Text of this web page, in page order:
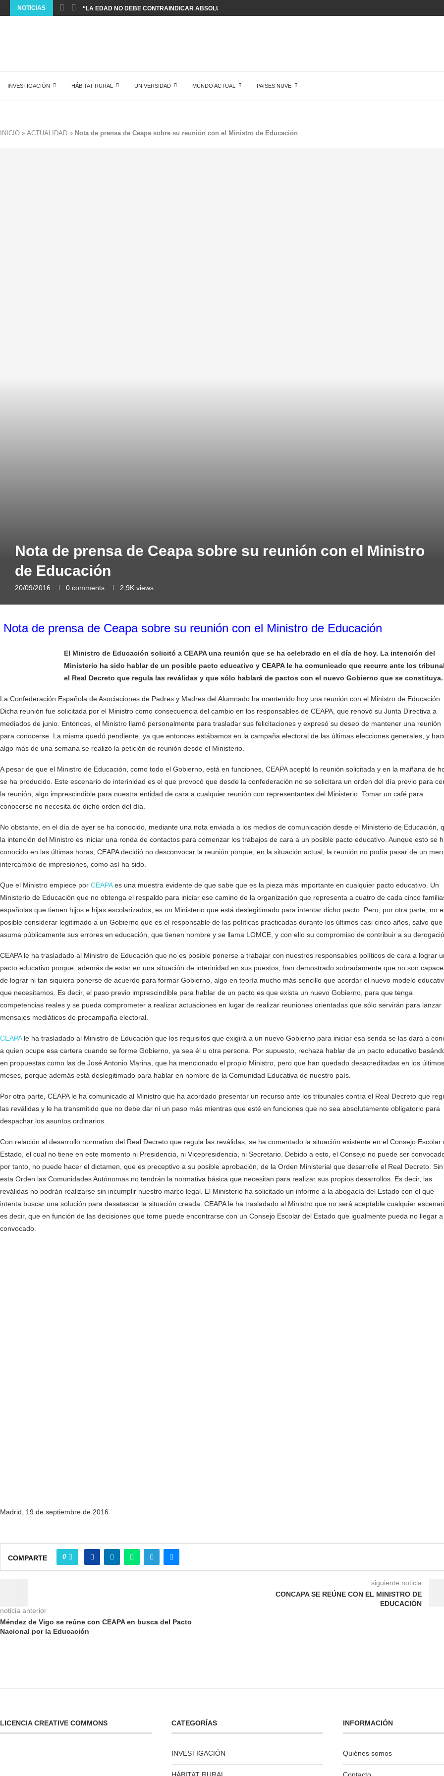
NOTICIAS “LA EDAD NO DEBE CONTRAINDICAR ABSOLUTAMENTE NADA EN...
INVESTIGACIÓN HÁBITAT RURAL UNIVERSIDAD MUNDO ACTUAL PAISES NUVE
INICIO » ACTUALIDAD » Nota de prensa de Ceapa sobre su reunión con el Ministro de Educación
Nota de prensa de Ceapa sobre su reunión con el Ministro
de Educación
20/09/2016 0 comments 2,9K views
Nota de prensa de Ceapa sobre su reunión con el Ministro de Educación
El Ministro de Educación solicitó a CEAPA una reunión que se ha celebrado en el día de hoy. La intención del
Ministerio ha sido hablar de un posible pacto educativo y CEAPA le ha comunicado que recurre ante los
el Real Decreto que regula las reválidas y que sólo hablará de pactos con el nuevo Gobierno que se constituya.
La Confederación Española de Asociaciones de Padres y Madres del Alumnado ha mantenido hoy una reunión con el Ministro de Educación.
Dicha reunión fue solicitada por el Ministro como consecuencia del cambio en los responsables de CEAPA, que renovó su Junta Directiva a
mediados de junio. Entonces, el Ministro llamó personalmente para trasladar sus felicitaciones y expresó su deseo de mantener una reunión
para conocerse. La misma quedó pendiente, ya que entonces estábamos en la campaña electoral de las últimas elecciones generales, y
algo más de una semana se realizó la petición de reunión desde el Ministerio.
A pesar de que el Ministro de Educación, como todo el Gobierno, está en funciones, CEAPA aceptó la reunión solicitada y en la mañana de
se ha producido. Este escenario de interinidad es el que provocó que desde la confederación no se solicitara un orden del día previo para
la reunión, algo imprescindible para nuestra entidad de cara a cualquier reunión con representantes del Ministerio. Tomar un café para
conocerse no necesita de dicho orden del día.
No obstante, en el día de ayer se ha conocido, mediante una nota enviada a los medios de comunicación desde el Ministerio de Educación,
la intención del Ministro es iniciar una ronda de contactos para comenzar los trabajos de cara a un posible pacto educativo. Aunque esto se
conocido en las últimas horas, CEAPA decidió no desconvocar la reunión porque, en la situación actual, la reunión no podía pasar de un
intercambio de impresiones, como así ha sido.
Que el Ministro empiece por CEAPAes una muestra evidente de que sabe que es la pieza más importante en cualquier pacto educativo. Un
Ministerio de Educación que no obtenga el respaldo para iniciar ese camino de la organización que representa a cuatro de cada cinco
españolas que tienen hijos e hijas escolarizados, es un Ministerio que está deslegitimado para intentar dicho pacto. Pero, por otra parte, no
posible considerar legitimado a un Gobierno que es el responsable de las políticas practicadas durante los últimos casi cinco años, salvo que
asuma públicamente sus errores en educación, que tienen nombre y se llama LOMCE, y con ello su compromiso de contribuir a su
CEAPA le ha trasladado al Ministro de Educación que no es posible ponerse a trabajar con nuestros responsables políticos de cara a lograr
pacto educativo porque, además de estar en una situación de interinidad en sus puestos, han demostrado sobradamente que no son
de lograr ni tan siquiera ponerse de acuerdo para formar Gobierno, algo en teoría mucho más sencillo que acordar el nuevo modelo
que necesitamos. Es decir, el paso previo imprescindible para hablar de un pacto es que exista un nuevo Gobierno, para que tenga
competencias reales y se pueda comprometer a realizar actuaciones en lugar de realizar reuniones orientadas que sólo servirán para lanzar
mensajes mediáticos de precampaña electoral.
CEAPAle ha trasladado al Ministro de Educación que los requisitos que exigirá a un nuevo Gobierno para iniciar esa senda se las dará a
a quien ocupe esa cartera cuando se forme Gobierno, ya sea él u otra persona. Por supuesto, rechaza hablar de un pacto educativo
en propuestas como las de José Antonio Marina, que ha mencionado el propio Ministro, pero que han quedado desacreditadas en los últimos
meses, porque además está deslegitimado para hablar en nombre de la Comunidad Educativa de nuestro país.
Por otra parte, CEAPA le ha comunicado al Ministro que ha acordado presentar un recurso ante los tribunales contra el Real Decreto que
las reválidas y le ha transmitido que no debe dar ni un paso más mientras que esté en funciones que no sea absolutamente obligatorio para
despachar los asuntos ordinarios.
Con relación al desarrollo normativo del Real Decreto que regula las reválidas, se ha comentado la situación existente en el Consejo Escolar
Estado, el cual no tiene en este momento ni Presidencia, ni Vicepresidencia, ni Secretario. Debido a esto, el Consejo no puede ser
por tanto, no puede hacer el dictamen, que es preceptivo a su posible aprobación, de la Orden Ministerial que desarrolle el Real Decreto. Sin
esta Orden las Comunidades Autónomas no tendrán la normativa básica que necesitan para realizar sus propios desarrollos. Es decir, las
reválidas no podrán realizarse sin incumplir nuestro marco legal. El Ministerio ha solicitado un informe a la abogacía del Estado con el que
intenta buscar una solución para desatascar la situación creada. CEAPA le ha trasladado al Ministro que no será aceptable cualquier
es decir, que en función de las decisiones que tome puede encontrarse con un Consejo Escolar del Estado que igualmente pueda no llegar
convocado.
Madrid, 19 de septiembre de 2016
COMPARTE 0
noticia anterior
Méndez de Vigo se reúne con CEAPA en busca del Pacto
Nacional por la Educación
siguiente noticia
CONCAPA SE REÚNE CON EL MINISTRO DE
EDUCACIÓN
LICENCIA CREATIVE COMMONS CATEGORÍAS
INVESTIGACIÓN
INFORMACIÓN
Quiénes somos